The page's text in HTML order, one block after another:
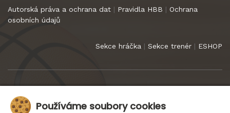
Autorská práva a ochrana dat | Pravidla HBB | Ochrana
osobních údajů
Sekce hráčka | Sekce trenér | ESHOP
Používáme soubory cookies